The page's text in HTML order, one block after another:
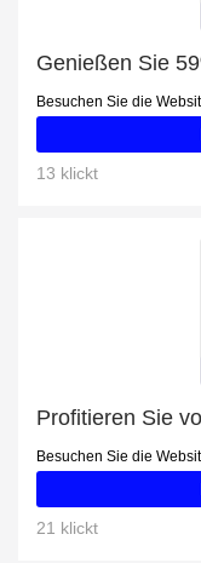
Besuchen Sie die
13 klickt
Besuchen Sie die
21 klickt